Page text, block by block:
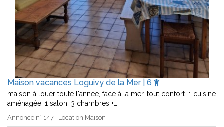
Maison vacances Loguivy de la Mer | 6
maison à louer toute l'année, face à la mer. tout confort. 1 cuisine
aménagée, 1 salon, 3 chambres +…
Annonce n° 147 | Location Maison